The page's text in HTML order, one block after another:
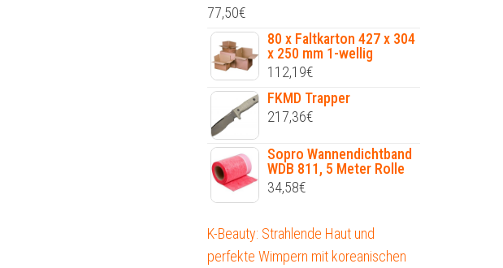
77,50€
80 x Faltkarton 427 x 304
x 250 mm 1-wellig
112,19€
FKMD Trapper
217,36€
Sopro Wannendichtband
WDB 811, 5 Meter Rolle
34,58€
K-Beauty: Strahlende Haut und
perfekte Wimpern mit koreanischen